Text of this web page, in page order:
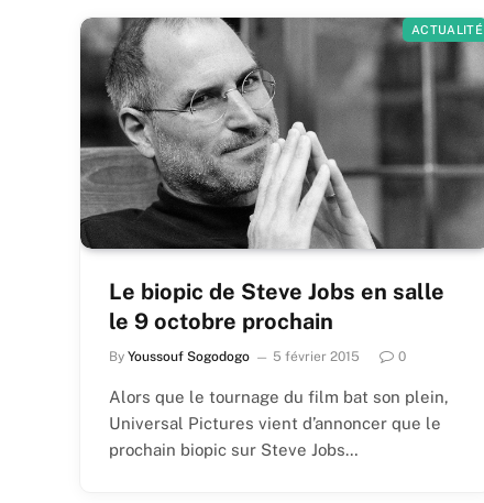
ACTUALITÉ
Le biopic de Steve Jobs en salle
le 9 octobre prochain
By Youssouf Sogodogo 5 février 2015 0
Alors que le tournage du film bat son plein,
Universal Pictures vient d’annoncer que le
prochain biopic sur Steve Jobs…